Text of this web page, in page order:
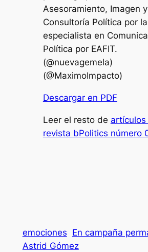
Asesoramiento, Imagen y
Consultoría Política por
especialista en
Política por EAFIT.
(@nuevagemela)
(@MaximoImpacto)
Descargar en PDF
Leer el resto de artículos
revista bPolitics número
emociones En campaña
Astrid Gómez